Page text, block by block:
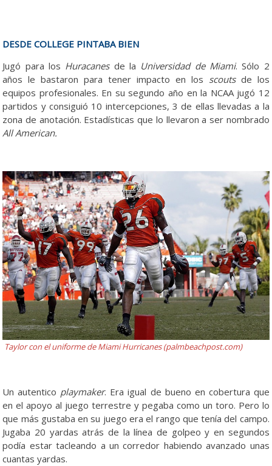
DESDE COLLEGE PINTABA BIEN
Jugó para los Huracanesde la Universidad de Miami. Sólo 2
años le bastaron para tener impacto en los scoutsde los
equipos profesionales. En su segundo año en la NCAA jugó 12
partidos y consiguió 10 intercepciones, 3 de ellas llevadas a la
zona de anotación. Estadísticas que lo llevaron a ser nombrado
All American.
Taylor con el uniforme de Miami Hurricanes (palmbeachpost.com)
Un autentico playmaker. Era igual de bueno en cobertura que
en el apoyo al juego terrestre y pegaba como un toro. Pero lo
que más gustaba en su juego era el rango que tenía del campo.
Jugaba 20 yardas atrás de la línea de golpeo y en segundos
podía estar tacleando a un corredor habiendo avanzado unas
cuantas yardas.